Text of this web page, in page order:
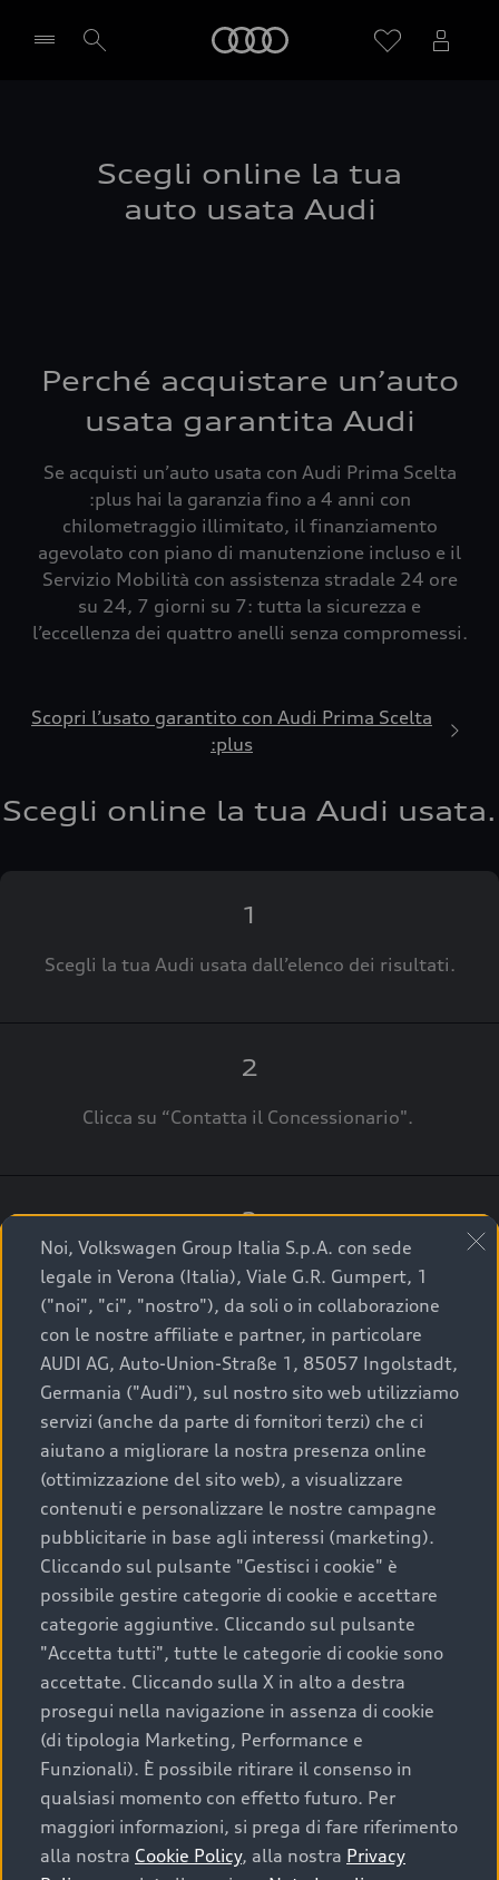
Scegli online la tua
auto usata Audi
Perché acquistare un’auto
usata garantita Audi
Se acquisti un’auto usata con Audi Prima Scelta
:plus hai la garanzia fino a 4 anni con
chilometraggio illimitato, il finanziamento
agevolato con piano di manutenzione incluso e il
Servizio Mobilità con assistenza stradale 24 ore
su 24, 7 giorni su 7: tutta la sicurezza e
l’eccellenza dei quattro anelli senza compromessi.
Scopri l’usato garantito con Audi Prima Scelta
:plus
Scegli online la tua Audi usata.
1
Scegli la tua Audi usata dall’elenco dei risultati.
2
Clicca su “Contatta il Concessionario".
3
A breve verrai ricontattato dal Customer Care
Audi Center o direttamente dal Concessionario
che ti supporterà per finalizzare la tua richiesta.
La qualità di acquistare
un’auto usata Audi
Scegliere un’auto usata è una decisione che coniuga
convenienza, affidabilità e sostenibilità. Per fare un
acquisto sicuro, è essenziale considerare aspetti
determinanti come la garanzia inclusa e l’affidabilità del
marchio. Audi offre l’auto usata perfetta tramite Audi
Prima Scelta :plus
Cosa sapere prima di
acquistare la tua prossima
Noi, Volkswagen Group Italia S.p.A. con sede
legale in Verona (Italia), Viale G.R. Gumpert, 1
("noi", "ci", "nostro"), da soli o in collaborazione
con le nostre affiliate e partner, in particolare
AUDI AG, Auto-Union-Straße 1, 85057 Ingolstadt,
Germania ("Audi"), sul nostro sito web utilizziamo
servizi (anche da parte di fornitori terzi) che ci
aiutano a migliorare la nostra presenza online
(ottimizzazione del sito web), a visualizzare
contenuti e personalizzare le nostre campagne
pubblicitarie in base agli interessi (marketing).
Cliccando sul pulsante "Gestisci i cookie" è
possibile gestire categorie di cookie e accettare
categorie aggiuntive. Cliccando sul pulsante
"Accetta tutti", tutte le categorie di cookie sono
accettate. Cliccando sulla X in alto a destra
prosegui nella navigazione in assenza di cookie
(di tipologia Marketing, Performance e
Funzionali). È possibile ritirare il consenso in
qualsiasi momento con effetto futuro. Per
maggiori informazioni, si prega di fare riferimento
alla nostra Cookie Policy, alla nostra Privacy